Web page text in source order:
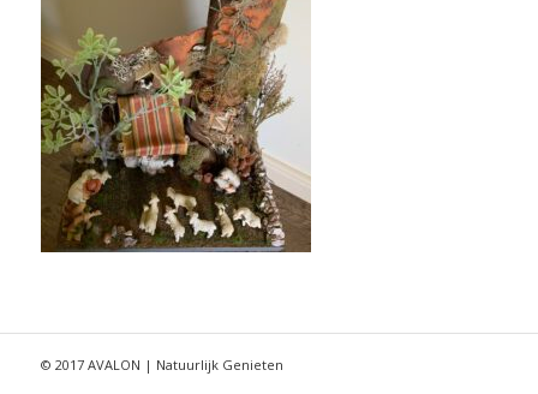
© 2017 AVALON | Natuurlijk Genieten